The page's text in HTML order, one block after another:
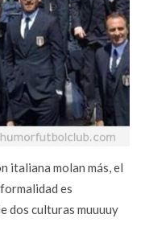
italiana molan más, el
es
dos culturas muuuuy